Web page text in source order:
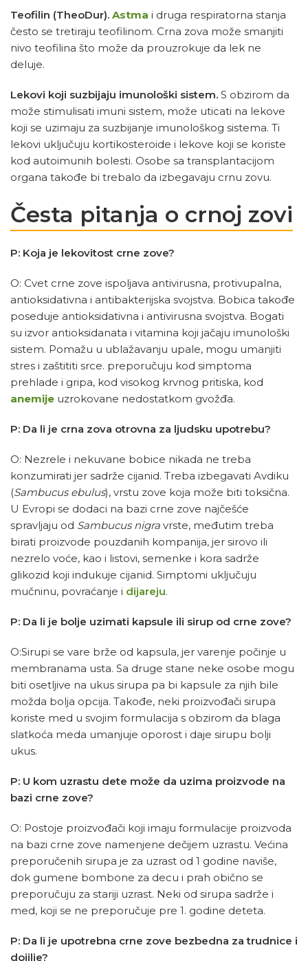
Teofilin (TheoDur). Astma i druga respiratorna stanja
često se tretiraju teofilinom. Crna zova može smanjiti
nivo teofilina što može da prouzrokuje da lek ne
deluje.
Lekovi koji suzbijaju imunološki sistem. S obzirom da
može stimulisati imuni sistem, može uticati na lekove
koji se uzimaju za suzbijanje imunološkog sistema. Ti
lekovi uključuju kortikosteroide i lekove koji se koriste
kod autoimunih bolesti. Osobe sa transplantacijom
organa takođe bi trebalo da izbegavaju crnu zovu.
Česta pitanja o crnoj zovi
P: Koja je lekovitost crne zove?
O: Cvet crne zove ispoljava antivirusna, protivupalna,
antioksidativna i antibakterijska svojstva. Bobica takođe
poseduje antioksidativna i antivirusna svojstva. Bogati
su izvor antioksidanata i vitamina koji jačaju imunološki
sistem. Pomažu u ublažavanju upale, mogu umanjiti
stres i zaštititi srce. preporučuju kod simptoma
prehlade i gripa, kod visokog krvnog pritiska, kod
anemije uzrokovane nedostatkom gvožđa.
P: Da li je crna zova otrovna za ljudsku upotrebu?
O: Nezrele i nekuvane bobice nikada ne treba
konzumirati jer sadrže cijanid. Treba izbegavati Avdiku
(Sambucus ebulus), vrstu zove koja može biti toksična.
U Evropi se dodaci na bazi crne zove najčešće
spravljaju od Sambucus nigra vrste, međutim treba
birati proizvode pouzdanih kompanija, jer sirovo ili
nezrelo voće, kao i listovi, semenke i kora sadrže
glikozid koji indukuje cijanid. Simptomi uključuju
mučninu, povraćanje i dijareju.
P: Da li je bolje uzimati kapsule ili sirup od crne zove?
O:Sirupi se vare brže od kapsula, jer varenje počinje u
membranama usta. Sa druge stane neke osobe mogu
biti osetljive na ukus sirupa pa bi kapsule za njih bile
možda bolja opcija. Takođe, neki proizvođači sirupa
koriste med u svojim formulacija s obzirom da blaga
slatkoća meda umanjuje oporost i daje sirupu bolji
ukus.
P: U kom uzrastu dete može da uzima proizvode na
bazi crne zove?
O: Postoje proizvođači koji imaju formulacije proizvoda
na bazi crne zove namenjene dečijem uzrastu. Većina
preporučenih sirupa je za uzrast od 1 godine naviše,
dok gumene bombone za decu i prah obično se
preporučuju za stariji uzrast. Neki od sirupa sadrže i
med, koji se ne preporučuje pre 1. godine deteta.
P: Da li je upotrebna crne zove bezbedna za trudnice i
dojilje?